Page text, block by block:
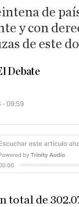
de
y con
de este
Debate
- 09:59
n total de